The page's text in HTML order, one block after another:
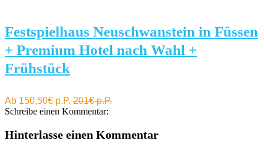
Festspielhaus Neuschwanstein in Füssen
+ Premium Hotel nach Wahl +
Frühstück
Ab 150,50€ p.P. 201€ p.P.
Schreibe einen Kommentar:
Hinterlasse einen Kommentar